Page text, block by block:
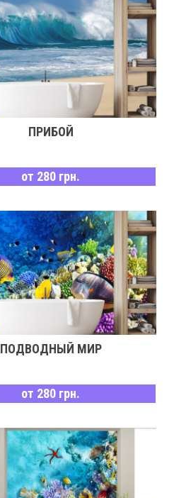
ПРИБОЙ
от 280 грн.
ПОДВОДНЫЙ МИР
от 280 грн.